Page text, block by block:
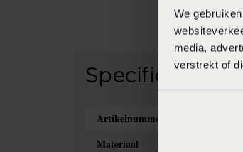
We
media,
verstrekt of
Specificaties
Artikelnummer
Materiaal